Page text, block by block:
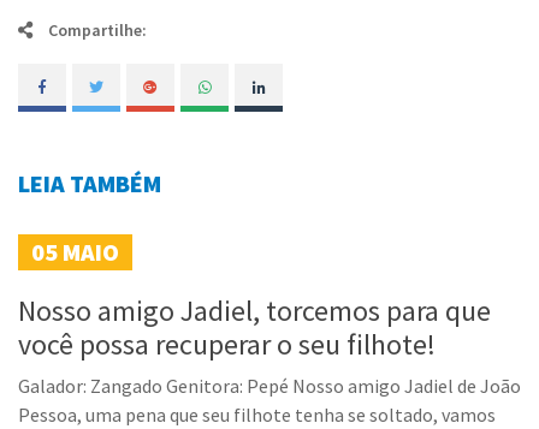
Compartilhe:
LEIA TAMBÉM
05 MAIO
Nosso amigo Jadiel, torcemos para que
você possa recuperar o seu filhote!
Galador: Zangado Genitora: Pepé Nosso amigo Jadiel de João
Pessoa, uma pena que seu filhote tenha se soltado, vamos